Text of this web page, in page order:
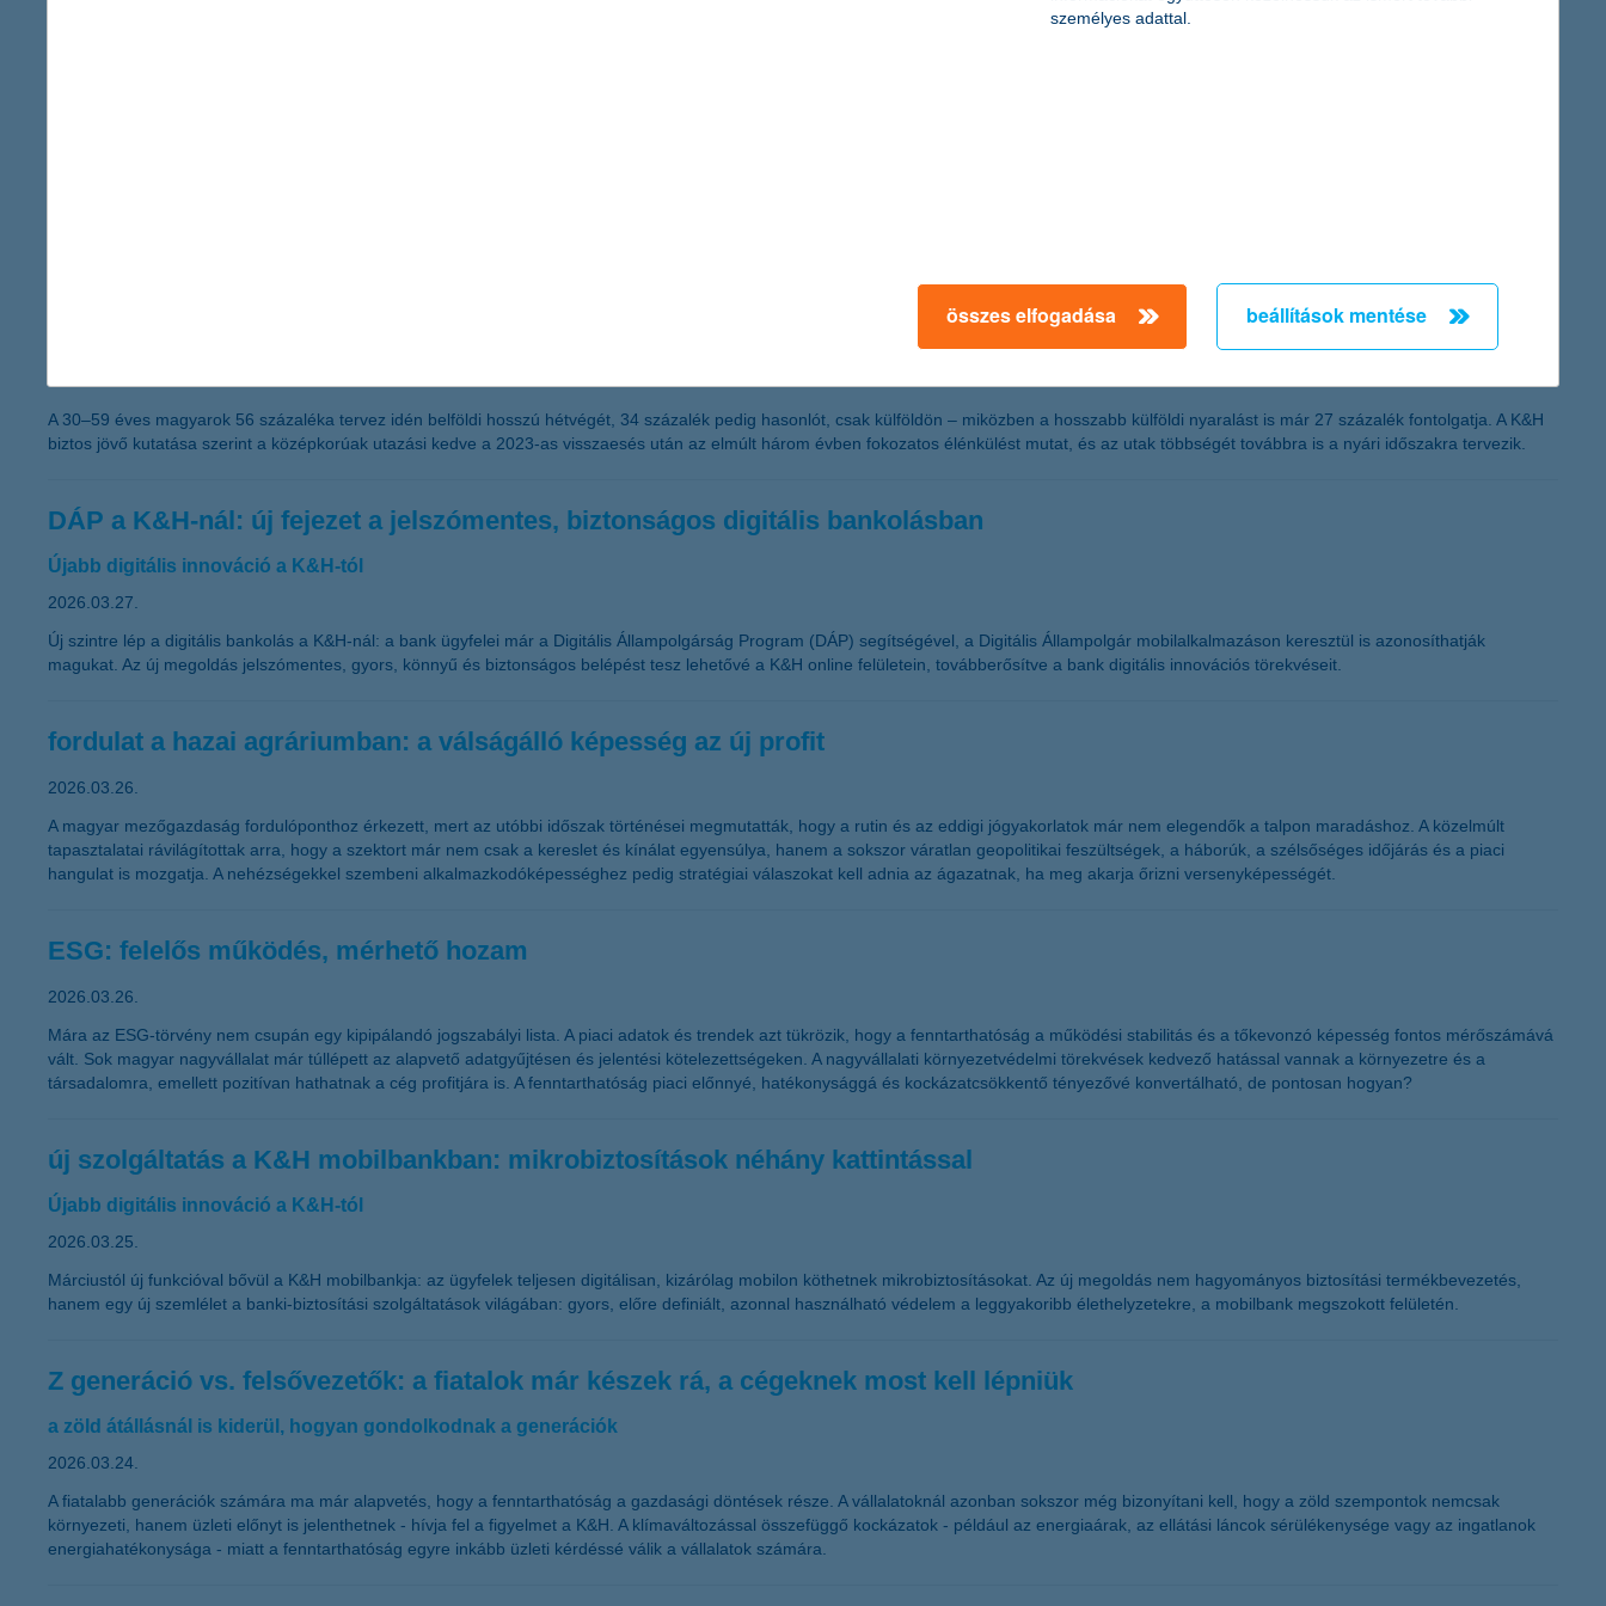
2026.03.31.
A 30–59 éves magyarok 56 százaléka tervez idén belföldi hosszú hétvégét, 34 százalék pedig hasonlót, csak külföldön – miközben a hosszabb külföldi nyaralást is már 27 százalék fontolgatja. A K&H
biztos jövő kutatása szerint a középkorúak utazási kedve a 2023-as visszaesés után az elmúlt három évben fokozatos élénkülést mutat, és az utak többségét továbbra is a nyári időszakra tervezik.
DÁP a K&H-nál: új fejezet a jelszómentes, biztonságos digitális bankolásban
Újabb digitális innováció a K&H-tól
2026.03.27.
Új szintre lép a digitális bankolás a K&H-nál: a bank ügyfelei már a Digitális Állampolgárság Program (DÁP) segítségével, a Digitális Állampolgár mobilalkalmazáson keresztül is azonosíthatják
magukat. Az új megoldás jelszómentes, gyors, könnyű és biztonságos belépést tesz lehetővé a K&H online felületein, továbberősítve a bank digitális innovációs törekvéseit.
fordulat a hazai agráriumban: a válságálló képesség az új profit
2026.03.26.
A magyar mezőgazdaság fordulóponthoz érkezett, mert az utóbbi időszak történései megmutatták, hogy a rutin és az eddigi jógyakorlatok már nem elegendők a talpon maradáshoz. A közelmúlt
tapasztalatai rávilágítottak arra, hogy a szektort már nem csak a kereslet és kínálat egyensúlya, hanem a sokszor váratlan geopolitikai feszültségek, a háborúk, a szélsőséges időjárás és a piaci
hangulat is mozgatja. A nehézségekkel szembeni alkalmazkodóképességhez pedig stratégiai válaszokat kell adnia az ágazatnak, ha meg akarja őrizni versenyképességét.
ESG: felelős működés, mérhető hozam
2026.03.26.
Mára az ESG-törvény nem csupán egy kipipálandó jogszabályi lista. A piaci adatok és trendek azt tükrözik, hogy a fenntarthatóság a működési stabilitás és a tőkevonzó képesség fontos mérőszámává
vált. Sok magyar nagyvállalat már túllépett az alapvető adatgyűjtésen és jelentési kötelezettségeken. A nagyvállalati környezetvédelmi törekvések kedvező hatással vannak a környezetre és a
társadalomra, emellett pozitívan hathatnak a cég profitjára is. A fenntarthatóság piaci előnnyé, hatékonysággá és kockázatcsökkentő tényezővé konvertálható, de pontosan hogyan?
új szolgáltatás a K&H mobilbankban: mikrobiztosítások néhány kattintással
Újabb digitális innováció a K&H-tól
2026.03.25.
Márciustól új funkcióval bővül a K&H mobilbankja: az ügyfelek teljesen digitálisan, kizárólag mobilon köthetnek mikrobiztosításokat. Az új megoldás nem hagyományos biztosítási termékbevezetés,
hanem egy új szemlélet a banki-biztosítási szolgáltatások világában: gyors, előre definiált, azonnal használható védelem a leggyakoribb élethelyzetekre, a mobilbank megszokott felületén.
Z generáció vs. felsővezetők: a fiatalok már készek rá, a cégeknek most kell lépniük
a zöld átállásnál is kiderül, hogyan gondolkodnak a generációk
2026.03.24.
A fiatalabb generációk számára ma már alapvetés, hogy a fenntarthatóság a gazdasági döntések része. A vállalatoknál azonban sokszor még bizonyítani kell, hogy a zöld szempontok nemcsak
környezeti, hanem üzleti előnyt is jelenthetnek - hívja fel a figyelmet a K&H. A klímaváltozással összefüggő kockázatok - például az energiaárak, az ellátási láncok sérülékenysége vagy az ingatlanok
energiahatékonysága - miatt a fenntarthatóság egyre inkább üzleti kérdéssé válik a vállalatok számára.
személyes adattal.
összes elfogadása beállítások mentése